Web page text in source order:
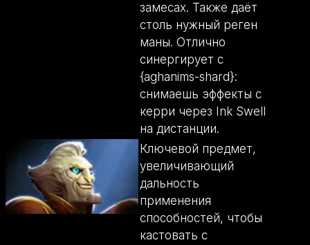
замесах. Также даёт
столь нужный реген
маны. Отлично
синергирует с
{aghanims-shard}:
снимаешь эффекты с
керри через Ink Swell
на дистанции.
Ключевой предмет,
увеличивающий
дальность
применения
способностей, чтобы
кастовать с